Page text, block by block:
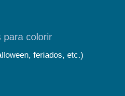
para colorir
feriados, etc.)